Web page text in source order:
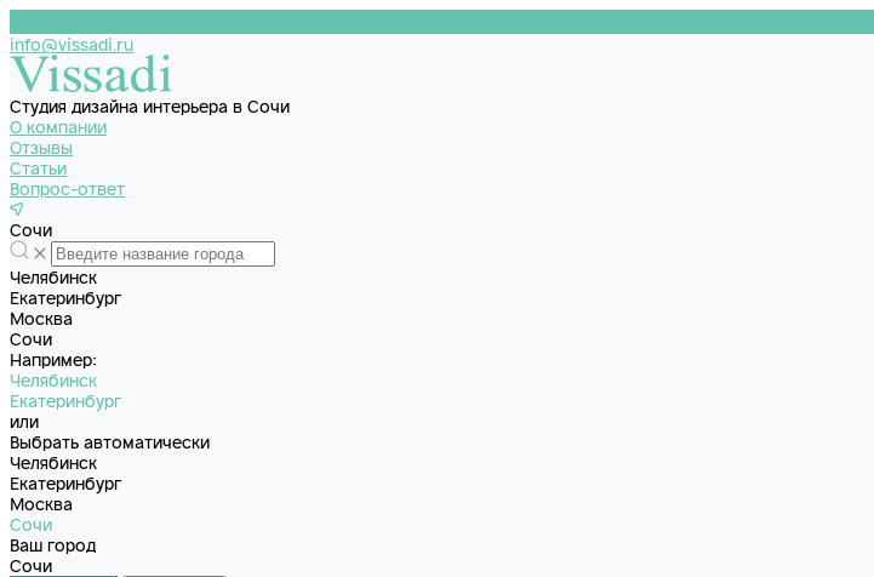
info@vissadi.ru
Студия дизайна интерьера в Сочи
О компании
Отзывы
Статьи
Вопрос-ответ
Сочи
Челябинск
Екатеринбург
Москва
Сочи
Например:
Челябинск
Екатеринбург
или
Выбрать автоматически
Челябинск
Екатеринбург
Москва
Сочи
Ваш город
Сочи